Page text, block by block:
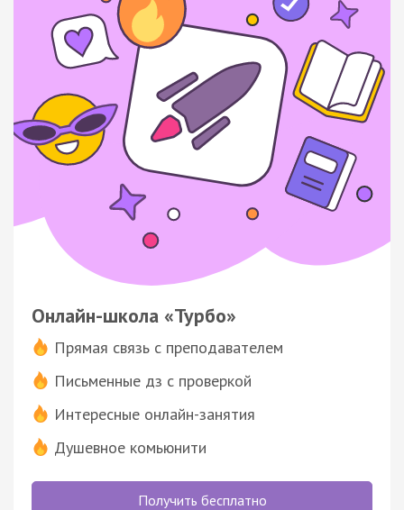
Онлайн-школа «Турбо»
Прямая связь с преподавателем
Письменные дз с проверкой
Интересные онлайн-занятия
Душевное комьюнити
Получить бесплатно